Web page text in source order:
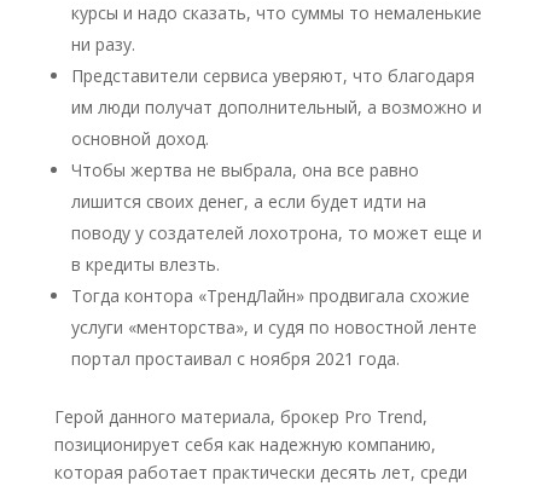
курсы и надо сказать, что суммы то немаленькие
ни разу.
Представители сервиса уверяют, что благодаря
им люди получат дополнительный, а возможно и
основной доход.
Чтобы жертва не выбрала, она все равно
лишится своих денег, а если будет идти на
поводу у создателей лохотрона, то может еще и
в кредиты влезть.
Тогда контора «ТрендЛайн» продвигала схожие
услуги «менторства», и судя по новостной ленте
портал простаивал с ноября 2021 года.
Герой данного материала, брокер Pro Trend,
позиционирует себя как надежную компанию,
которая работает практически десять лет, среди